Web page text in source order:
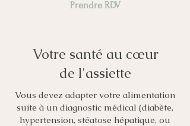
Prendre RDV
Votre santé au cœur
de l'assiette
Vous devez adapter votre alimentation
suite à un diagnostic médical (diabète,
hypertension, stéatose hépatique, ou